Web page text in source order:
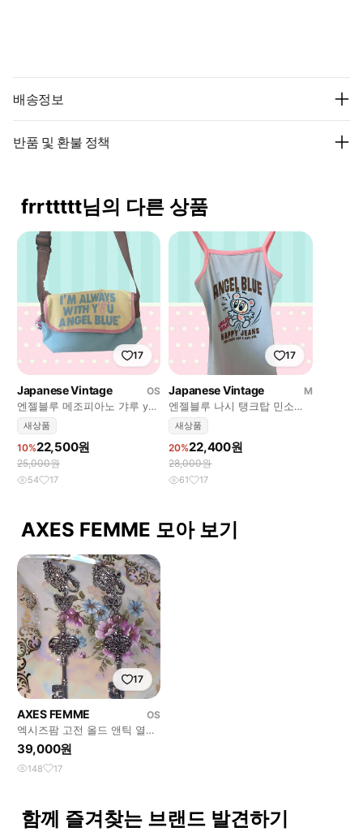
배송정보
반품 및 환불 정책
frrttttt님의 다른 상품
17
Japanese Vintage
OS
엔젤블루 메조피아노 갸루 y2k
빈티지 일브 숄더백
새상품
10%22,500원
25,000원
54 17
17
Japanese Vintage
M
엔젤블루 나시 탱크탑 민소매
갸루 데코라 y2k 빈티지
새상품
20%22,400원
28,000원
61 17
AXES FEMME 모아 보기
17
AXES FEMME
OS
엑시즈팜 고전 올드 앤틱 열쇠
나비 큐빅 귀걸이 귀찌
39,000원
148 17
함께 즐겨찾는 브랜드 발견하기